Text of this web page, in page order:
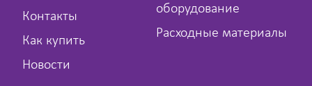
Контакты
Как купить
Новости
оборудование
Расходные материалы